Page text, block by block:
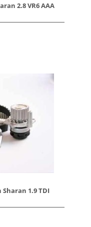
2.8 VR6 AAA
1.9 TDI